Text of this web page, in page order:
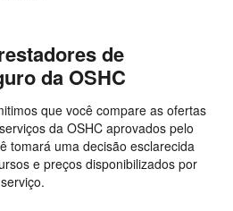
de
da OSHC
que você compare as ofertas
da OSHC aprovados pelo
tomará uma decisão esclarecida
e preços disponibilizados por